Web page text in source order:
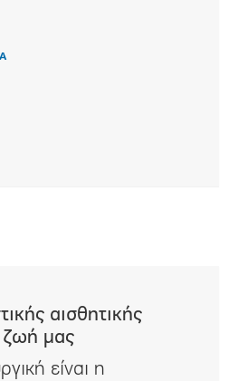
αισθητικής
ζωή μας
είναι η